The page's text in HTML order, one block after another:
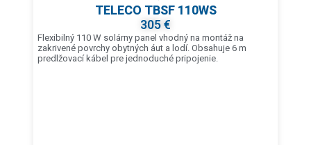
TELECO TBSF 110WS
305 €
Flexibilný 110 W solárny panel vhodný na montáž na
zakrivené povrchy obytných áut a lodí. Obsahuje 6 m
predlžovací kábel pre jednoduché pripojenie.